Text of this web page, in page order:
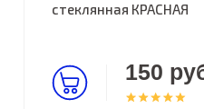
стеклянная КРАСНАЯ
150